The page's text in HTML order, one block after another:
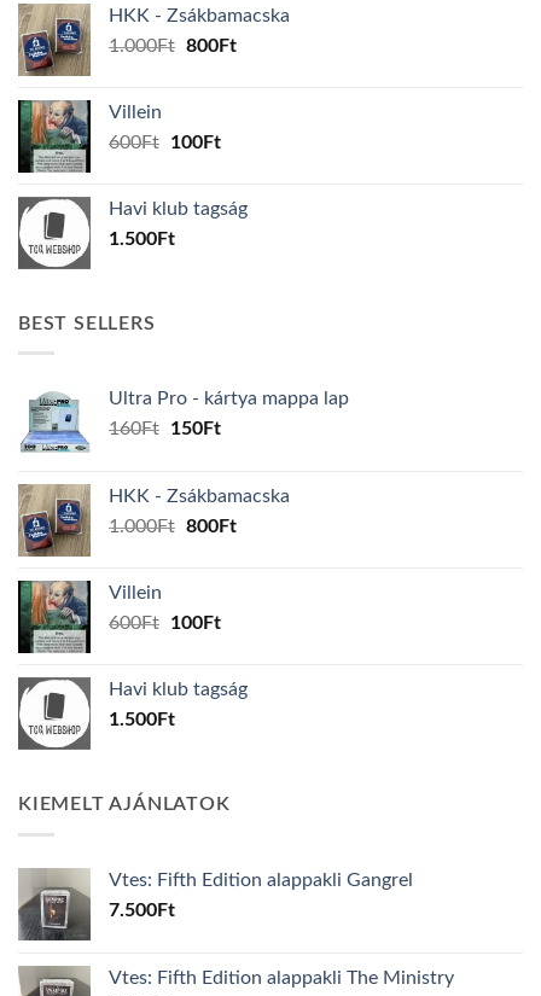
160Ft.150Ft.
HKK - Zsákbamacska
1.000Ft Original
800FtCurrent
Villein
600Ft
Original
600Ft.
100FtCurrent
100Ft.
Havi klub tagság
1.500Ft
BEST SELLERS
Ultra Pro - kártya mappa lap
160Ft
Original
160Ft.
150FtCurrent
150Ft.
HKK - Zsákbamacska
1.000Ft Original
800FtCurrent
Villein
600Ft
Original
600Ft.
100FtCurrent
100Ft.
Havi klub tagság
1.500Ft
KIEMELT AJÁNLATOK
Vtes: Fifth Edition alappakli Gangrel
7.500Ft
Vtes: Fifth Edition alappakli The Ministry